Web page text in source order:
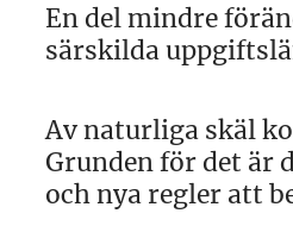
En del mindre
särskilda
Av naturliga skäl
Grunden för det är
och nya regler att